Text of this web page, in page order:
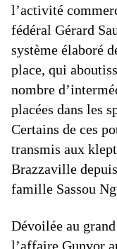
l’activité
fédéral Gérard
système élaboré
place, qui
nombre
placées dans les
Certains de ces
transmis aux
Brazzaville
famille Sassou
Dévoilée au
l’affaire Gunvor